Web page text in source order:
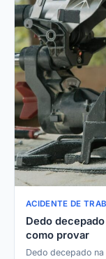
ACIDENTE DE
Dedo
como provar
Dedo decepado